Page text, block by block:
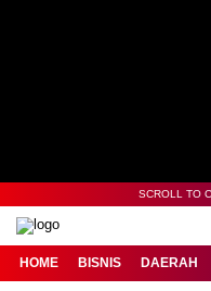
SCROLL TO
HOME BISNIS DAERAH